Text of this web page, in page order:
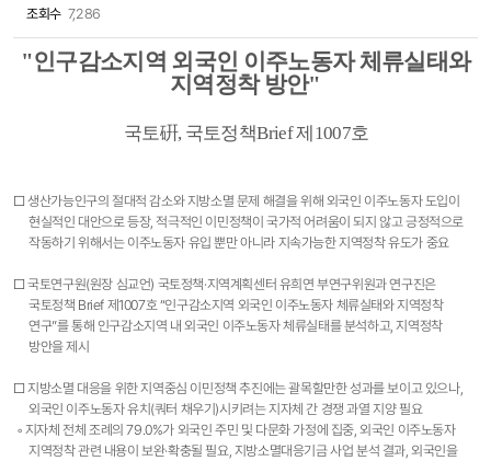
조회수 7,286
"인구감소지역 외국인 이주노동자 체류실태와
지역정착 방안"
국토硏, 국토정책Brief제1007호
□ 생산가능인구의 절대적 감소와 지방소멸 문제 해결을 위해 외국인 이주노동자 도입이
현실적인 대안으로 등장, 적극적인 이민정책이 국가적 어려움이 되지 않고 긍정적으로
작동하기 위해서는 이주노동자 유입 뿐만 아니라 지속가능한 지역정착 유도가 중요
□ 국토연구원(원장 심교언) 국토정책·지역계획센터 유희연 부연구위원과 연구진은
국토정책 Brief 제1007호 “인구감소지역 외국인 이주노동자 체류실태와 지역정착
연구”를 통해 인구감소지역 내 외국인 이주노동자 체류실태를 분석하고, 지역정착
방안을 제시
□ 지방소멸 대응을 위한 지역중심 이민정책 추진에는 괄목할만한 성과를 보이고 있으나,
외국인 이주노동자 유치(쿼터 채우기)시키려는 지자체 간 경쟁 과열 지양 필요
◦ 지자체 전체 조례의 79.0%가 외국인 주민 및 다문화 가정에 집중, 외국인 이주노동자
지역정착 관련 내용이 보완·확충될 필요, 지방소멸대응기금 사업 분석 결과, 외국인을